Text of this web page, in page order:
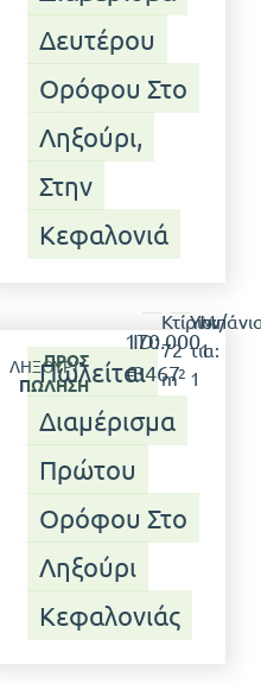
Δευτέρου
Ορόφου Στο
Ληξούρι,
Στην
Κεφαλονιά
ΛΗΞΟΎΡΙ
ΠΡΟΣ
ΠΏΛΗΣΗ
Πωλείται
Διαμέρισμα
Πρώτου
Ορόφου Στο
Ληξούρι
Κεφαλονιάς
170.000
€
ID:
3467
Κτίριο:
72
m2
Υπν/
τια:
1
1